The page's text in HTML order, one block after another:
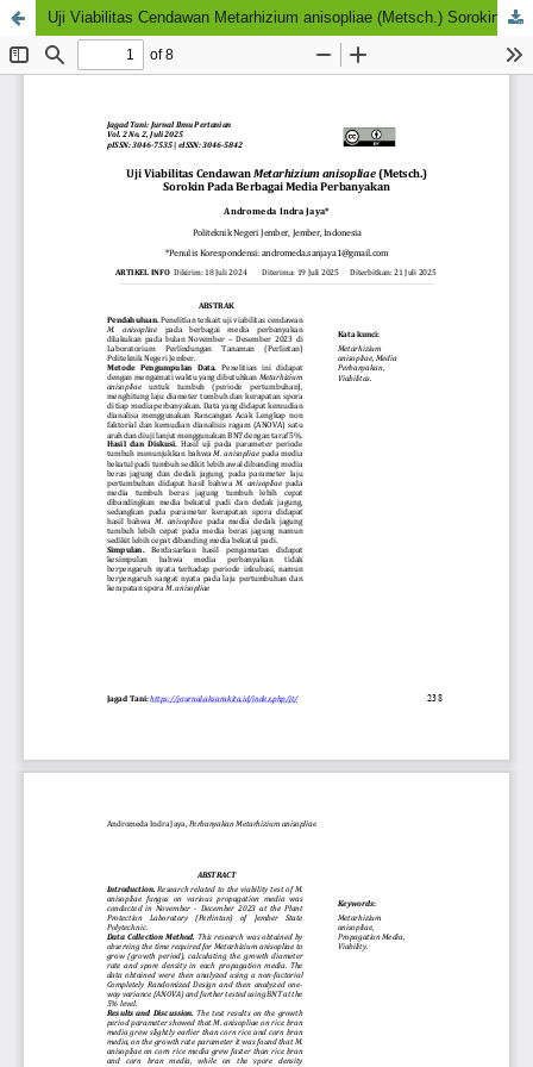
Uji Viabilitas Cendawan Metarhizium anisopliae (Metsch.) Sorokin Pada Berbagai Media Perbanyakan